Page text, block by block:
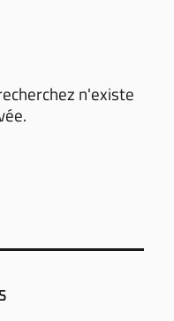
n'existe